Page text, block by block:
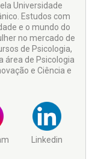
Universidade
Estudos com
e o mundo do
no mercado de
de Psicologia,
área de Psicologia
e Ciência e
Linkedin